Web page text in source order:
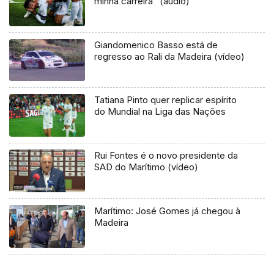
Giandomenico Basso está de
regresso ao Rali da Madeira (vídeo)
Tatiana Pinto quer replicar espírito
do Mundial na Liga das Nações
Rui Fontes é o novo presidente da
SAD do Marítimo (vídeo)
Marítimo: José Gomes já chegou à
Madeira